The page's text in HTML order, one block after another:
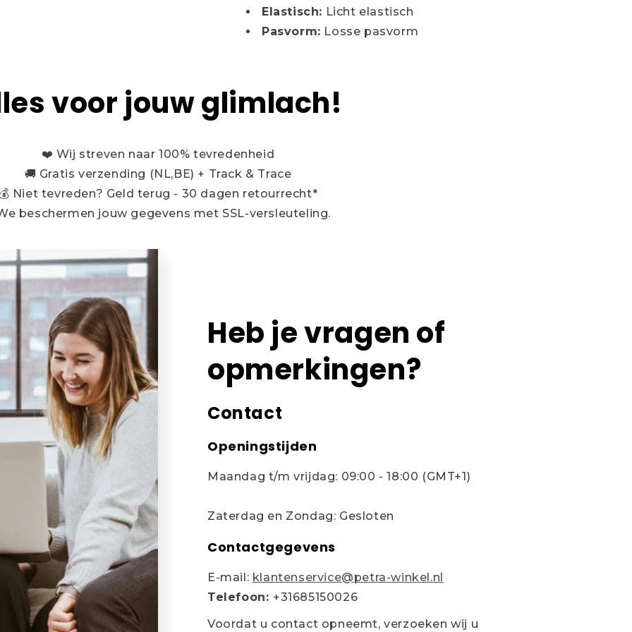
Elastisch: Licht elastisch
Pasvorm: Losse pasvorm
voor jouw glimlach!
❤️ Wij streven naar 100% tevredenheid
🚚 Gratis verzending (NL,BE) + Track & Trace
Niet tevreden? Geld terug - 30 dagen retourrecht*
beschermen jouw gegevens met SSL-versleuteling.
Heb je vragen of
opmerkingen?
Contact
Openingstijden
Maandag t/m vrijdag: 09:00 - 18:00 (GMT+1)
Zaterdag en Zondag: Gesloten
Contactgegevens
E-mail: klantenservice@petra-winkel.nl
Telefoon: +31685150026
Voordat u contact opneemt, verzoeken wij u